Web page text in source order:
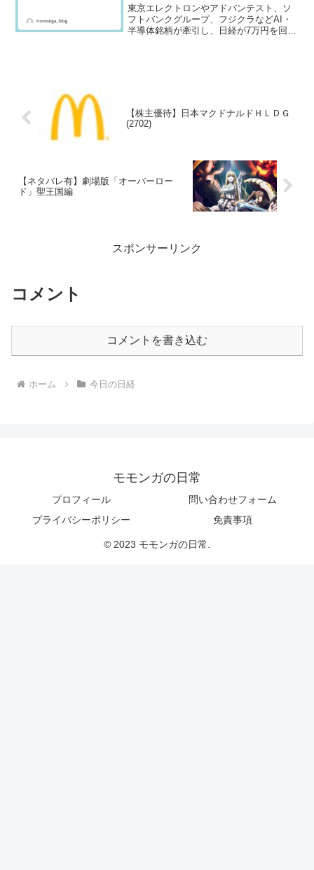
東京エレクトロンやアドバンテスト、ソ
フトバンクグループ、フジクラなどAI・
半導体銘柄が牽引し、日経が7万円を回復
【株主優待】日本マクドナルドＨＬＤＧ
(2702)
【ネタバレ有】劇場版「オーバーロー
ド」聖王国編
スポンサーリンク
コメント
コメントを書き込む
ホーム 今日の日経
モモンガの日常
プロフィール
問い合わせフォーム
プライバシーポリシー
免責事項
© 2023 モモンガの日常.